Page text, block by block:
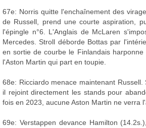
67e: Norris quitte l'enchaînement des
de Russell, prend une courte aspiration,
l'épingle n°6. L'Anglais de McLaren
Mercedes. Stroll déborde Bottas par
en sortie de courbe le Finlandais
l'Aston Martin qui part en toupie.
68e: Ricciardo menace maintenant
il rejoint directement les stands pour
fois en 2023, aucune Aston Martin ne verra
69e: Verstappen devance Hamilton